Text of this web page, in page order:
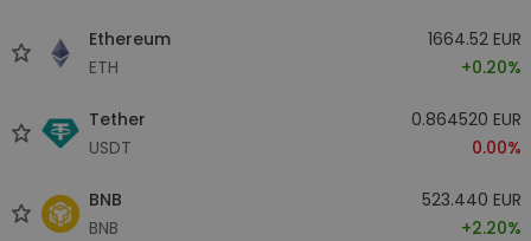
Ethereum
ETH
1664.52 EUR
+0.20%
Tether
USDT
0.864520 EUR
0.00%
BNB
BNB
523.440 EUR
+2.20%